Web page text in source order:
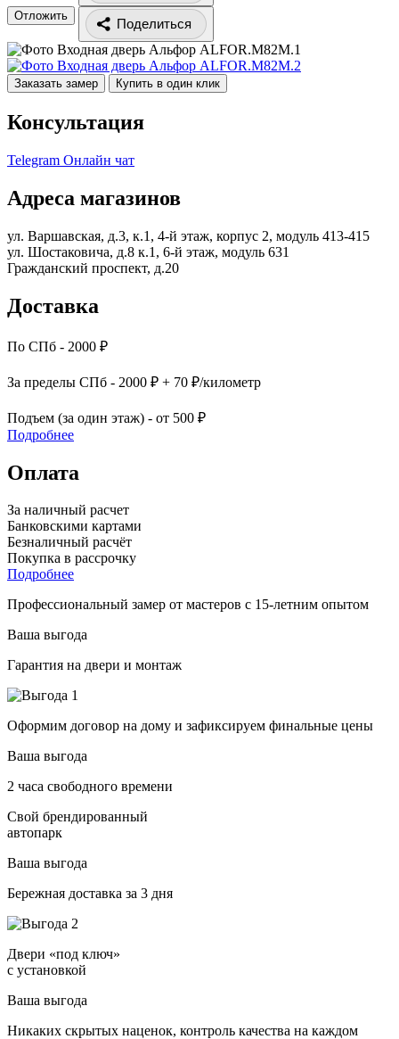
Отложить
Поделиться
Заказать замер Купить в один клик
Консультация
Telegram Онлайн чат
Адреса магазинов
ул. Варшавская, д.3, к.1, 4-й этаж, корпус 2, модуль 413-415
ул. Шостаковича, д.8 к.1, 6-й этаж, модуль 631
Гражданский проспект, д.20
Доставка
По СПб - 2000 ₽
За пределы СПб - 2000 ₽ + 70 ₽/километр
Подъем (за один этаж) - от 500 ₽
Подробнее
Оплата
За наличный расчет
Банковскими картами
Безналичный расчёт
Покупка в рассрочку
Подробнее
Профессиональный замер от мастеров с 15-летним опытом
Ваша выгода
Гарантия на двери и монтаж
Оформим договор на дому и зафиксируем финальные цены
Ваша выгода
2 часа свободного времени
Свой брендированный
автопарк
Ваша выгода
Бережная доставка за 3 дня
Двери «под ключ»
с установкой
Ваша выгода
Никаких скрытых наценок, контроль качества на каждом